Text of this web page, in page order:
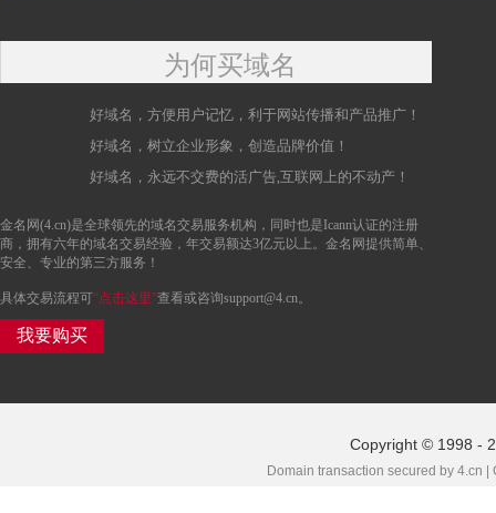
为何买域名
好域名，方便用户记忆，利于网站传播和产品推广！
好域名，树立企业形象，创造品牌价值！
好域名，永远不交费的活广告,互联网上的不动产！
金名网(4.cn)是全球领先的域名交易服务机构，同时也是Icann认证的注册
商，拥有六年的域名交易经验，年交易额达3亿元以上。金名网提供简单、
安全、专业的第三方服务！
具体交易流程可“点击这里”查看或咨询support@4.cn。
我要购买
Copyright © 1998 -
Domain transaction secured by 4.cn